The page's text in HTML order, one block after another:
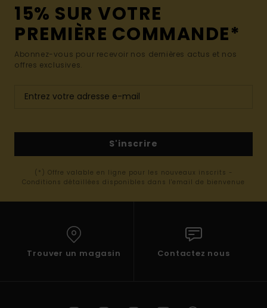
15% SUR VOTRE
PREMIÈRE COMMANDE*
Abonnez-vous pour recevoir nos dernières actus et nos
offres exclusives.
S'inscrire
(*) Offre valable en ligne pour les nouveaux inscrits -
Conditions détaillées disponibles dans l'email de bienvenue
Trouver un magasin Contactez nous